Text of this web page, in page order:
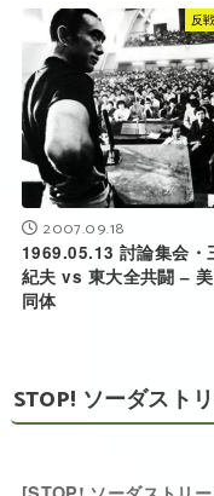
反
2007.09.18
1969.05.13 討論集会・
紀夫 vs 東大全共闘 –
同体
STOP! ソーダスト